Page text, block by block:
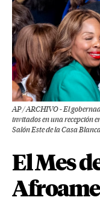
AP / ARCHIVO - El
invitados en una recepción
Salón Este de la Casa
El Mes